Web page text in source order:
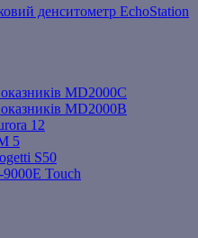
денситометр EchoStation
MD2000С
MD2000В
12
5
S50
Touch